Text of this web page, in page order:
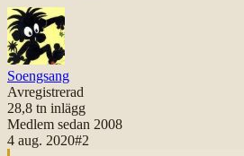
Soengsang
Avregistrerad
28,8 tn inlägg
Medlem sedan 2008
4 aug. 2020#2